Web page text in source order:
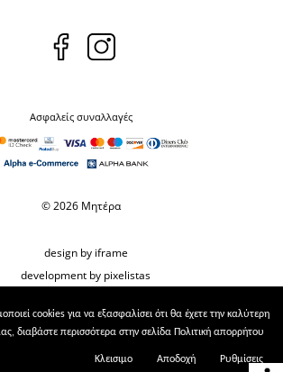
Ασφαλείς συναλλαγές
© 2026 Μητέρα
design by iframe
development by pixelistas
cookies για να εξασφαλίσει ότι θα έχετε την καλύτερη
διαβάστε περισσότερα στην σελίδα Πολιτική απορρήτου
Κλεισιμο Αποδοχή Ρυθμίσεις